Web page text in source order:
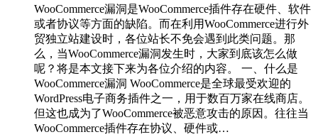
WooCommerce漏洞是WooCommerce插件存在硬件、软件
或者协议等方面的缺陷。而在利用WooCommerce进行外
贸独立站建设时，各位站长不免会遇到此类问题。那
么，当WooCommerce漏洞发生时，大家到底该怎么做
呢？将是本文接下来为各位介绍的内容。 一、什么是
WooCommerce漏洞 WooCommerce是全球最受欢迎的
WordPress电子商务插件之一，用于数百万家在线商店。
但这也成为了WooCommerce被恶意攻击的原因。往往当
WooCommerce插件存在协议、硬件或…